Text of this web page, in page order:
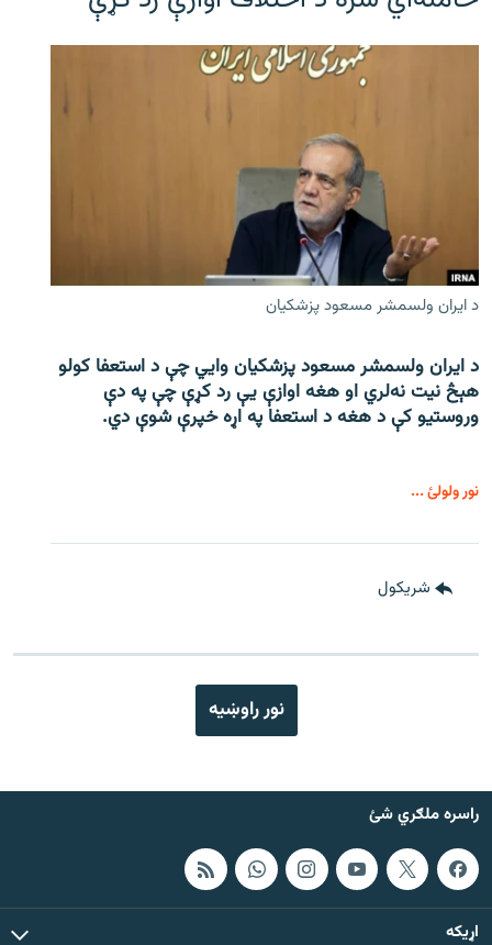
د ایران ولسمشر مسعود پزشکیان
د ایران ولسمشر مسعود پزشکیان وایي چې د استعفا کولو
هېڅ نیت نه‌لري او هغه اوازې یې رد کړې چې په دې
وروستیو کې د هغه د استعفا په اړه خپرې شوې دي.
نور ولولئ ...
شريکول
نور راوښيه
راسره ملګري شئ
اړيکه